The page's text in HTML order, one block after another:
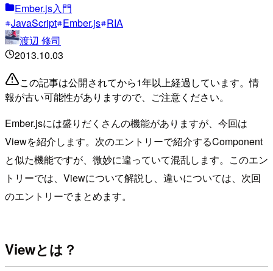
Ember.js入門
JavaScript Ember.js RIA
渡辺 修司
2013.10.03
この記事は公開されてから1年以上経過しています。情
報が古い可能性がありますので、ご注意ください。
Ember.jsには盛りだくさんの機能がありますが、今回は
Viewを紹介します。次のエントリーで紹介するComponent
と似た機能ですが、微妙に違っていて混乱します。このエン
トリーでは、Viewについて解説し、違いについては、次回
のエントリーでまとめます。
Viewとは？